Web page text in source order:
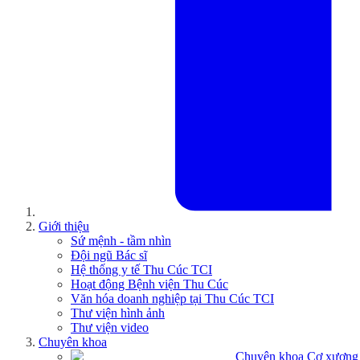
Giới thiệu
Sứ mệnh - tầm nhìn
Đội ngũ Bác sĩ
Hệ thống y tế Thu Cúc TCI
Hoạt động Bệnh viện Thu Cúc
Văn hóa doanh nghiệp tại Thu Cúc TCI
Thư viện hình ảnh
Thư viện video
Chuyên khoa
Chuyên khoa Cơ